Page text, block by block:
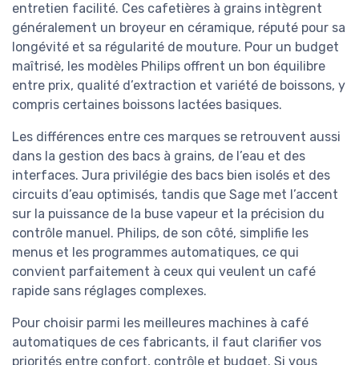
entretien facilité. Ces cafetières à grains intègrent
généralement un broyeur en céramique, réputé pour sa
longévité et sa régularité de mouture. Pour un budget
maîtrisé, les modèles Philips offrent un bon équilibre
entre prix, qualité d’extraction et variété de boissons, y
compris certaines boissons lactées basiques.
Les différences entre ces marques se retrouvent aussi
dans la gestion des bacs à grains, de l’eau et des
interfaces. Jura privilégie des bacs bien isolés et des
circuits d’eau optimisés, tandis que Sage met l’accent
sur la puissance de la buse vapeur et la précision du
contrôle manuel. Philips, de son côté, simplifie les
menus et les programmes automatiques, ce qui
convient parfaitement à ceux qui veulent un café
rapide sans réglages complexes.
Pour choisir parmi les meilleures machines à café
automatiques de ces fabricants, il faut clarifier vos
priorités entre confort, contrôle et budget. Si vous